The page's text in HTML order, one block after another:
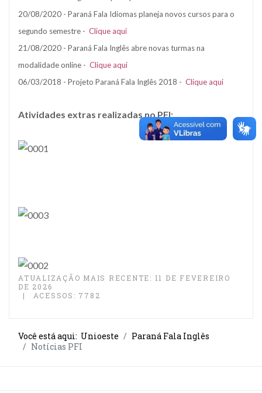
20/08/2020 - Paraná Fala Idiomas planeja novos cursos para o
segundo semestre - Clique aqui
21/08/2020 - Paraná Fala Inglês abre novas turmas na
modalidade online - Clique aqui
06/03/2018 - Projeto Paraná Fala Inglês 2018 - Clique aqui
Atividades extras realizadas no PFI:
ATUALIZAÇÃO MAIS RECENTE: 11 DE FEVEREIRO
DE 2026
ACESSOS: 7782
Você está aqui: Unioeste
Paraná Fala Inglês
Notícias PFI